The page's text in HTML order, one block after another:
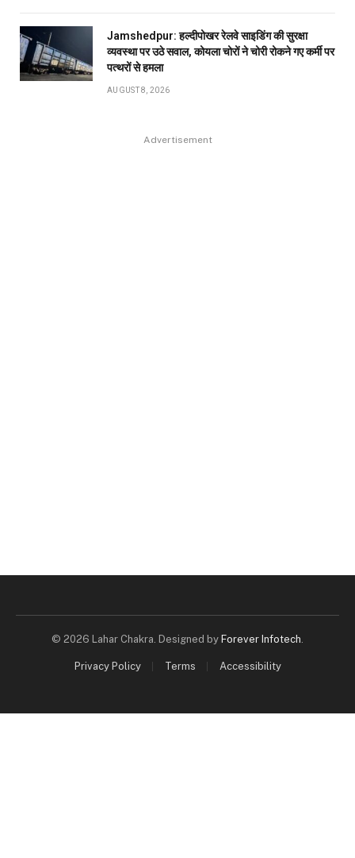
Jamshedpur: हल्दीपोखर रेलवे साइडिंग की सुरक्षा
व्यवस्था पर उठे सवाल, कोयला चोरों ने चोरी रोकने गए कर्मी पर
पत्थरों से हमला
AUGUST 8, 2026
Advertisement
© 2026 Lahar Chakra. Designed by Forever Infotech.
Privacy Policy Terms Accessibility